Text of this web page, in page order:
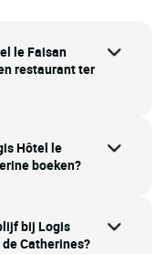
le Faisan
restaurant ter
Hôtel le
boeken?
bij Logis
Catherines?